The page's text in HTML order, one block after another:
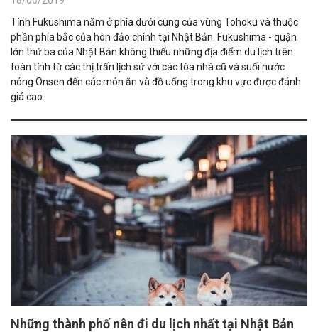
Tỉnh Fukushima nằm ở phía dưới cùng của vùng Tohoku và thuộc
phần phía bắc của hòn đảo chính tại Nhật Bản. Fukushima - quận
lớn thứ ba của Nhật Bản không thiếu những địa điểm du lịch trên
toàn tỉnh từ các thị trấn lịch sử với các tòa nhà cũ và suối nước
nóng Onsen đến các món ăn và đồ uống trong khu vực được đánh
giá cao.
Những thành phố nên đi du lịch nhất tại Nhật Bản